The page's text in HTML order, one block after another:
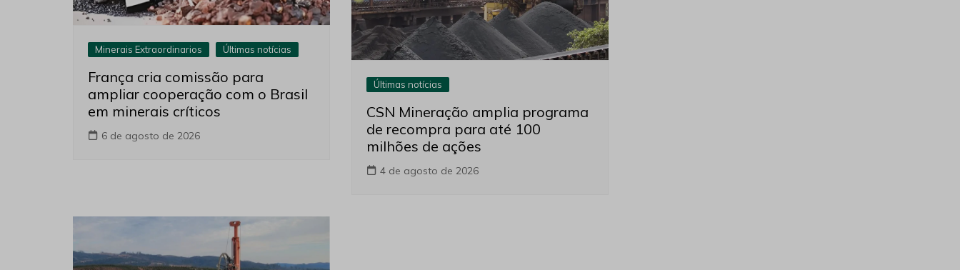
Minerais Extraordinarios Últimas notícias
França cria comissão para
ampliar cooperação com o Brasil
em minerais críticos
6 de agosto de 2026
Últimas notícias
CSN Mineração amplia programa
de recompra para até 100
milhões de ações
4 de agosto de 2026